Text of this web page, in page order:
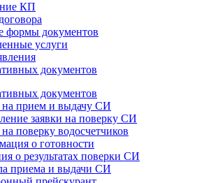
КП
формы документов
услуги
документов
документов
на прием и выдачу СИ
заявки на поверку СИ
поверку водосчетчиков
о готовности
о результатах поверки СИ
приема и выдачи СИ